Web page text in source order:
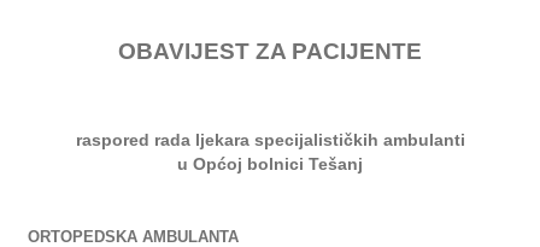
OBAVIJEST ZA PACIJENTE
raspored rada ljekara specijalističkih ambulanti
u Općoj bolnici Tešanj
ORTOPEDSKA AMBULANTA